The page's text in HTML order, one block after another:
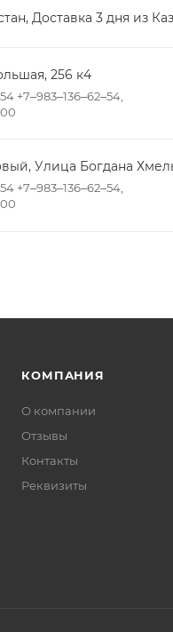
Доставка 3 дня из
256 к4
+7‒983‒136‒62‒54,
​Улица Богдана
+7‒983‒136‒62‒54,
КОМПАНИЯ
О компании
Отзывы
Контакты
Реквизиты